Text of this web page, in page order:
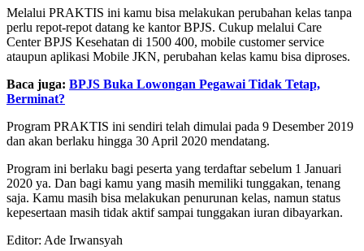
Melalui PRAKTIS ini kamu bisa melakukan perubahan kelas tanpa
perlu repot-repot datang ke kantor BPJS. Cukup melalui Care
Center BPJS Kesehatan di 1500 400, mobile customer service
ataupun aplikasi Mobile JKN, perubahan kelas kamu bisa diproses.
Baca juga: BPJS Buka Lowongan Pegawai Tidak Tetap,
Berminat?
Program PRAKTIS ini sendiri telah dimulai pada 9 Desember 2019
dan akan berlaku hingga 30 April 2020 mendatang.
Program ini berlaku bagi peserta yang terdaftar sebelum 1 Januari
2020 ya. Dan bagi kamu yang masih memiliki tunggakan, tenang
saja. Kamu masih bisa melakukan penurunan kelas, namun status
kepesertaan masih tidak aktif sampai tunggakan iuran dibayarkan.
Editor: Ade Irwansyah